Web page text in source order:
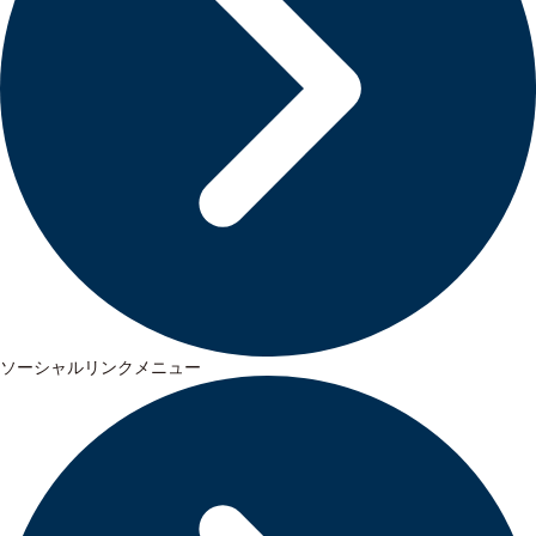
ソーシャルリンクメニュー